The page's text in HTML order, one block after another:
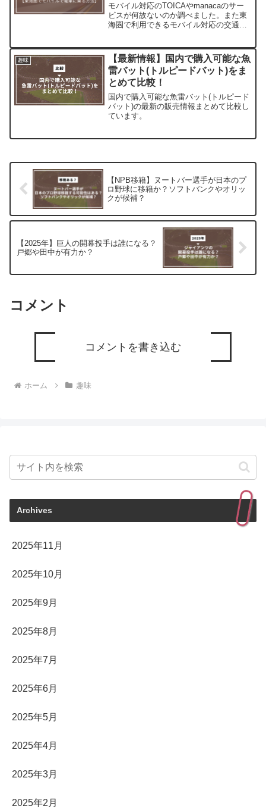
モバイル対応のTOICAやmanacaのサー
ビスが何故ないのか調べました。また東
海圏で利用できるモバイル対応の交通系
趣味
【最新情報】国内で購入可能な魚
雷バット(トルピードバット)をま
とめて比較！
国内で購入可能な魚雷バット(トルピード
バット)の最新の販売情報まとめて比較し
ています。
【NPB移籍】ヌートバー選手が日本のプ
ロ野球に移籍か？ソフトバンクやオリッ
クが候補？
【2025年】巨人の開幕投手は誰になる？
戸郷や田中が有力か？
コメント
コメントを書き込む
ホーム 趣味
Archives
2025年11月
2025年10月
2025年9月
2025年8月
2025年7月
2025年6月
2025年5月
2025年4月
2025年3月
2025年2月